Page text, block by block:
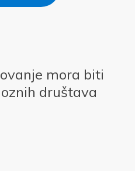
mora biti
društava